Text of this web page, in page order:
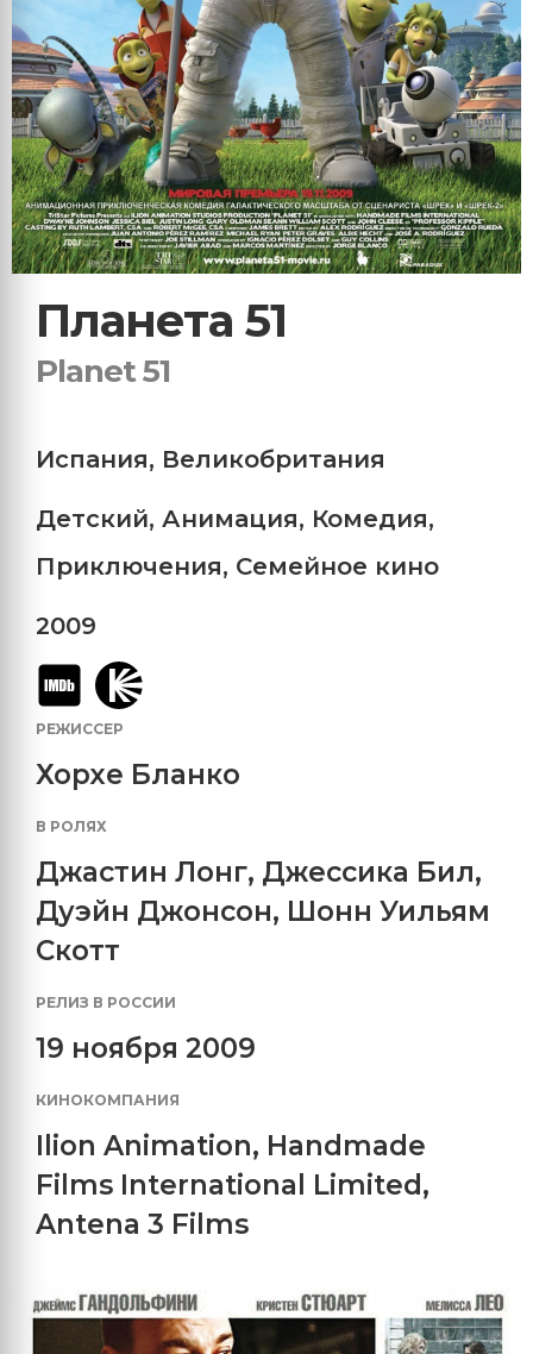
Планета 51
Planet 51
Испания, Великобритания
Детский, Анимация, Комедия,
Приключения, Семейное кино
2009
РЕЖИССЕР
Хорхе Бланко
В РОЛЯХ
Джастин Лонг, Джессика Бил,
Дуэйн Джонсон, Шонн Уильям
Скотт
РЕЛИЗ В РОССИИ
19 ноября 2009
КИНОКОМПАНИЯ
Ilion Animation, Handmade
Films International Limited ,
Antena 3 Films